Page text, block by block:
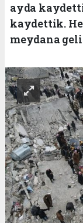
ayda
kaydettik.
meydana